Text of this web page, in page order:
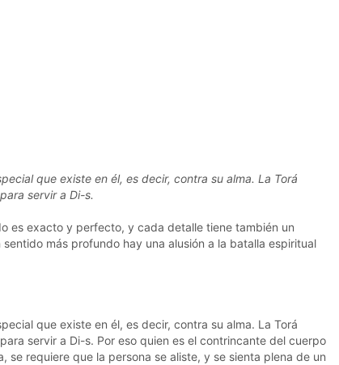
que existe en él, es decir, contra su alma. La Torá
servir a Di-s.
es exacto y perfecto, y cada detalle tiene también un
más profundo hay una alusión a la batalla espiritual
que existe en él, es decir, contra su alma. La Torá
servir a Di-s. Por eso quien es el contrincante del cuerpo
requiere que la persona se aliste, y se sienta plena de un